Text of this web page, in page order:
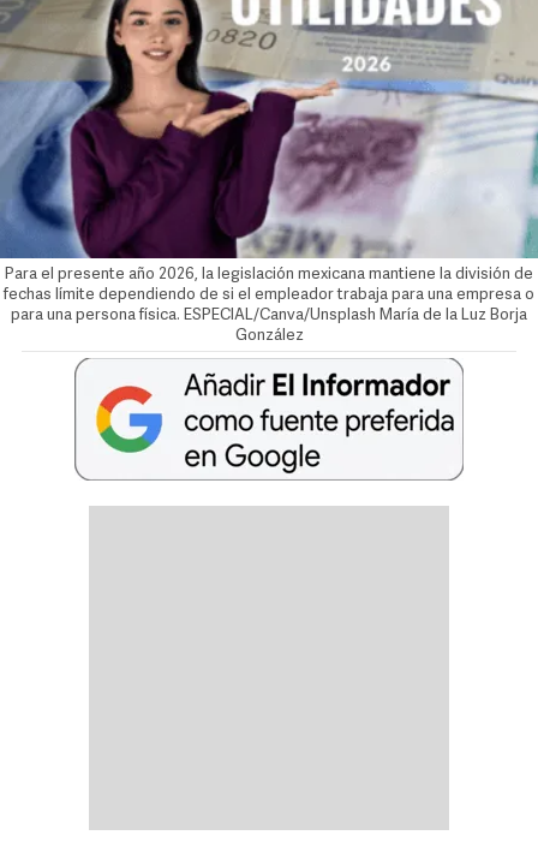
Para el presente año 2026, la legislación mexicana mantiene la división de
fechas límite dependiendo de si el empleador trabaja para una empresa o
para una persona física. ESPECIAL/Canva/Unsplash María de la Luz Borja
González